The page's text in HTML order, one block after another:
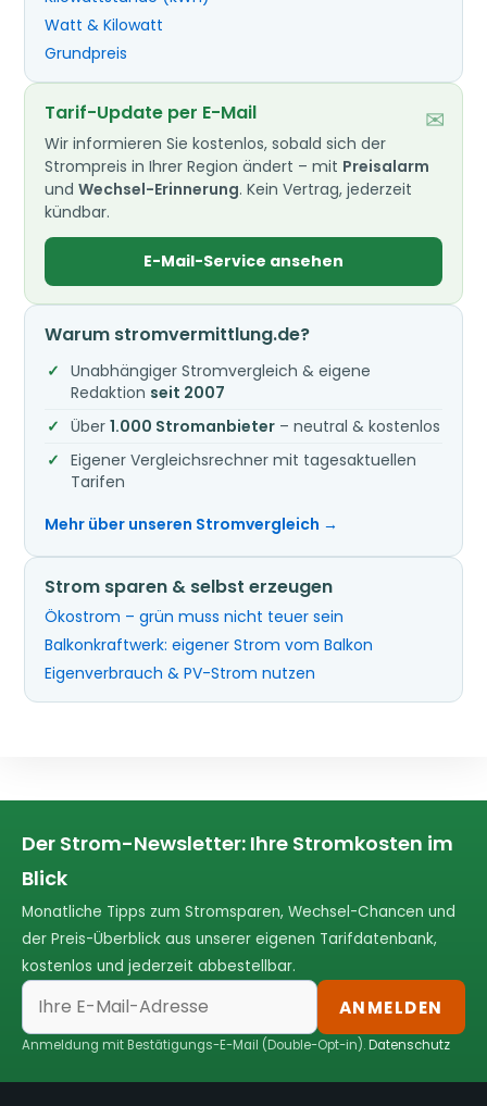
Watt & Kilowatt
Grundpreis
✉
Tarif-Update per E-Mail
Wir informieren Sie kostenlos, sobald sich der
Strompreis in Ihrer Region ändert – mit Preisalarm
undWechsel-Erinnerung. Kein Vertrag, jederzeit
kündbar.
E-Mail-Service ansehen
Warum stromvermittlung.de?
Unabhängiger Stromvergleich & eigene
Redaktion seit 2007
Über1.000 Stromanbieter – neutral & kostenlos
Eigener Vergleichsrechner mit tagesaktuellen
Tarifen
Mehr über unseren Stromvergleich →
Strom sparen & selbst erzeugen
Ökostrom – grün muss nicht teuer sein
Balkonkraftwerk: eigener Strom vom Balkon
Eigenverbrauch & PV-Strom nutzen
Der Strom-Newsletter: Ihre Stromkosten im
Blick
Monatliche Tipps zum Stromsparen, Wechsel-Chancen und
der Preis-Überblick aus unserer eigenen Tarifdatenbank,
kostenlos und jederzeit abbestellbar.
ANMELDEN
Anmeldung mit Bestätigungs-E-Mail (Double-Opt-in).Datenschutz